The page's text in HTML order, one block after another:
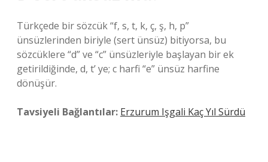
Türkçede bir sözcük “f, s, t, k, ç, ş, h, p”
ünsüzlerinden biriyle (sert ünsüz) bitiyorsa, bu
sözcüklere “d” ve “c” ünsüzleriyle başlayan bir ek
getirildiğinde, d, t’ ye; c harfi “e” ünsüz harfine
dönüşür.
Tavsiyeli Bağlantılar: Erzurum Işgali Kaç Yıl Sürdü